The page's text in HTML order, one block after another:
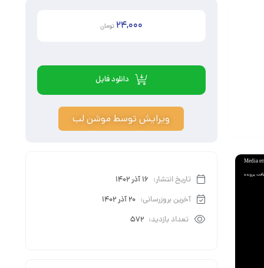
Media
24,000 تومان
دانلود فایل
ویرایش توسط موشن لب
تاریخ انتشار: 16 آذر 1402
آخرین بروزرسانی: 20 آذر 1402
تعداد بازدید: 572